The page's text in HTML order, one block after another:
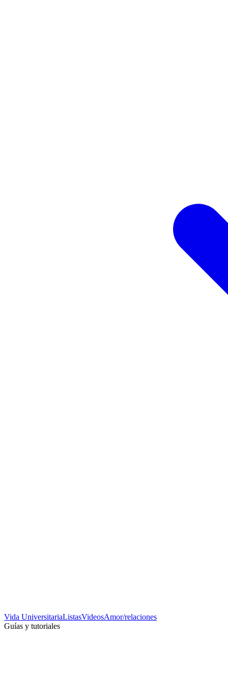
Vida UniversitariaListasVideosAmor/relaciones
Guías y tutoriales